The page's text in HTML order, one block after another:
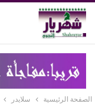
الصفحة الرئيسية سلايدر